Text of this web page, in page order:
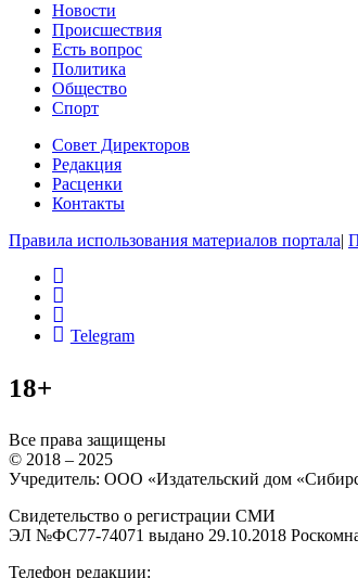
Новости
Происшествия
Есть вопрос
Политика
Общество
Спорт
Совет Директоров
Редакция
Расценки
Контакты
Правила использования материалов портала|
Telegram
18+
Все права защищены
© 2018 – 2025
Учредитель: ООО «Издательский дом
Свидетельство о регистрации СМИ
ЭЛ №ФС77-74071 выдано 29.10.2018
Телефон редакции: